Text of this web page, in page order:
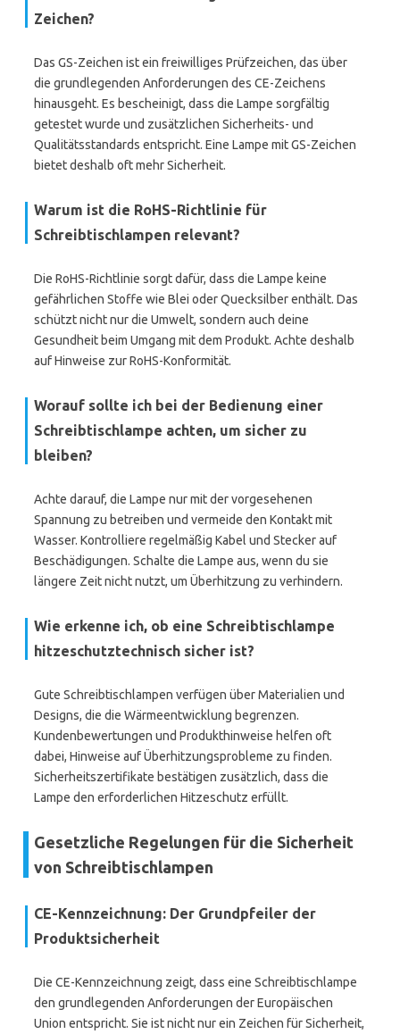
Zeichen?
Das GS-Zeichen ist ein freiwilliges Prüfzeichen, das über
die grundlegenden Anforderungen des CE-Zeichens
hinausgeht. Es bescheinigt, dass die Lampe sorgfältig
getestet wurde und zusätzlichen Sicherheits- und
Qualitätsstandards entspricht. Eine Lampe mit GS-Zeichen
bietet deshalb oft mehr Sicherheit.
Warum ist die RoHS-Richtlinie für
Schreibtischlampen relevant?
Die RoHS-Richtlinie sorgt dafür, dass die Lampe keine
gefährlichen Stoffe wie Blei oder Quecksilber enthält. Das
schützt nicht nur die Umwelt, sondern auch deine
Gesundheit beim Umgang mit dem Produkt. Achte deshalb
auf Hinweise zur RoHS-Konformität.
Worauf sollte ich bei der Bedienung einer
Schreibtischlampe achten, um sicher zu
bleiben?
Achte darauf, die Lampe nur mit der vorgesehenen
Spannung zu betreiben und vermeide den Kontakt mit
Wasser. Kontrolliere regelmäßig Kabel und Stecker auf
Beschädigungen. Schalte die Lampe aus, wenn du sie
längere Zeit nicht nutzt, um Überhitzung zu verhindern.
Wie erkenne ich, ob eine Schreibtischlampe
hitzeschutztechnisch sicher ist?
Gute Schreibtischlampen verfügen über Materialien und
Designs, die die Wärmeentwicklung begrenzen.
Kundenbewertungen und Produkthinweise helfen oft
dabei, Hinweise auf Überhitzungsprobleme zu finden.
Sicherheitszertifikate bestätigen zusätzlich, dass die
Lampe den erforderlichen Hitzeschutz erfüllt.
Gesetzliche Regelungen für die Sicherheit
von Schreibtischlampen
CE-Kennzeichnung: Der Grundpfeiler der
Produktsicherheit
Die CE-Kennzeichnung zeigt, dass eine Schreibtischlampe
den grundlegenden Anforderungen der Europäischen
Union entspricht. Sie ist nicht nur ein Zeichen für Sicherheit,